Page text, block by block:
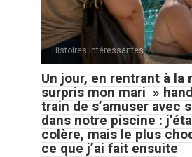
Histoires Intéressantes
Un jour, en rentrant à la
surpris mon mari »
train de s’amuser avec
dans notre piscine :
colère, mais le plus
ce que j’ai fait ensuite